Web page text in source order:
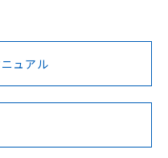
く前に、以下を必ずお読
BV型式承認
（フランス
KR型式
（韓国
No No
ュアル